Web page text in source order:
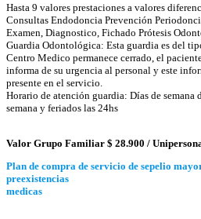
Hasta 9 valores prestaciones a valores
Consultas Endodoncia Prevención
Examen, Diagnostico, Fichado Prótesis
Guardia Odontológica: Esta guardia es del
Centro Medico permanece cerrado, el
informa de su urgencia al personal y este
presente en el servicio.
Horario de atención guardia: Días de semana
semana y feriados las 24hs
Valor Grupo Familiar $ 28.900 /
Plan de compra de servicio de sepelio
preexistencias
medicas